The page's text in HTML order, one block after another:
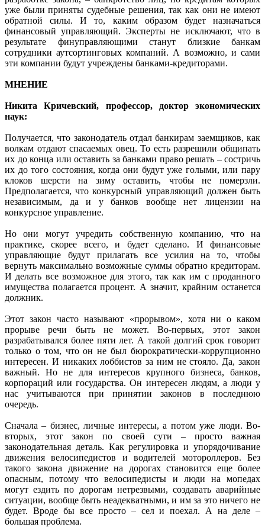
уже были приняты судебные решения, так как они не имеют
обратной силы. И то, каким образом будет назначаться
финансовый управляющий. Эксперты не исключают, что в
результате финуправляющими станут близкие банкам
сотрудники аутсортинговых компаний. А возможно, и сами
эти компании будут учреждены банками-кредиторами.
МНЕНИЕ
Никита Кричевский, профессор, доктор экономических
наук:
Получается, что законодатель отдал банкирам заемщиков, как
волкам отдают спасаемых овец. То есть разрешили общипать
их до конца или оставить за банками право решать – состричь
их до того состояния, когда они будут уже голыми, или пару
клоков шерсти на зиму оставить, чтобы не померзли.
Предполагается, что конкурсный управляющий должен быть
независимым, да и у банков вообще нет лицензии на
конкурсное управление.
Но они могут учредить собственную компанию, что на
практике, скорее всего, и будет сделано. И финансовые
управляющие будут прилагать все усилия на то, чтобы
вернуть максимально возможные суммы обратно кредиторам.
И делать все возможное для этого, так как им с проданного
имущества полагается процент. А значит, крайним останется
должник.
Этот закон часто называют «прорывом», хотя ни о каком
прорыве речи быть не может. Во-первых, этот закон
разрабатывался более пяти лет. А такой долгий срок говорит
только о том, что он не был бюрократически-коррупционно
интересен. И никаких лоббистов за ним не стояло. Да, закон
важный. Но не для интересов крупного бизнеса, банков,
корпораций или государства. Он интересен людям, а люди у
нас учитываются при принятии законов в последнюю
очередь.
Сначала – бизнес, личные интересы, а потом уже люди. Во-
вторых, этот закон по своей сути – просто важная
законодательная деталь. Как регулировка и упорядочивание
движения велосипедистов и водителей мотороллеров. Без
такого закона движение на дорогах становится еще более
опасным, потому что велосипедисты и люди на мопедах
могут ездить по дорогам нетрезвыми, создавать аварийные
ситуации, вообще быть неадекватными, и им за это ничего не
будет. Вроде бы все просто – сел и поехал. А на деле –
большая проблема.